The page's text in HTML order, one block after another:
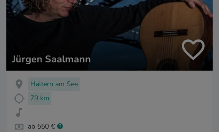
Jürgen Saalmann
Haltern am See
79 km
ab 550 €